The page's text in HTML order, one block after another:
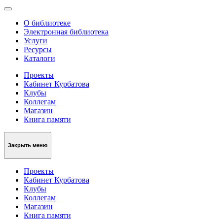
О библиотеке
Электронная библиотека
Услуги
Ресурсы
Каталоги
Проекты
Кабинет Курбатова
Клубы
Коллегам
Магазин
Книга памяти
Закрыть меню
Проекты
Кабинет Курбатова
Клубы
Коллегам
Магазин
Книга памяти